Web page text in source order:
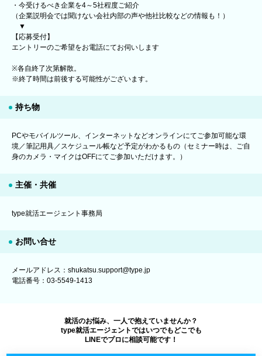
・今受けるべき企業を4～5社程度ご紹介
（企業説明会では聞けない会社内部の声や他社比較などの情報も！）
▼
【応募受付】
エントリーのご希望をお電話にてお伺いします
※各自終了次第解散。
※終了時間は前後する可能性がございます。
持ち物
PCやモバイルツール、インターネットなどオンラインにてご参加可能な環
境／筆記用具／スケジュール帳など予定がわかるもの（セミナー時は、ご自
身のカメラ・マイクはOFFにてご参加いただけます。）
主催・共催
type就活エージェント事務局
お問い合せ
メールアドレス：shukatsu.support@type.jp
電話番号：03-5549-1413
就活のお悩み、一人で抱えていませんか？
type就活エージェントではいつでもどこでも
LINEでプロに相談可能です！